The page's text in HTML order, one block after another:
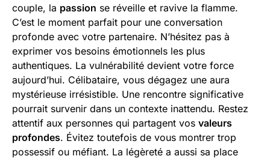
couple, la passion se réveille et ravive la flamme.
C’est le moment parfait pour une conversation
profonde avec votre partenaire. N’hésitez pas à
exprimer vos besoins émotionnels les plus
authentiques. La vulnérabilité devient votre force
aujourd’hui. Célibataire, vous dégagez une aura
mystérieuse irrésistible. Une rencontre significative
pourrait survenir dans un contexte inattendu. Restez
attentif aux personnes qui partagent vos valeurs
profondes. Évitez toutefois de vous montrer trop
possessif ou méfiant. La légèreté a aussi sa place